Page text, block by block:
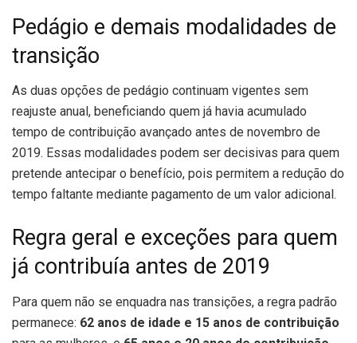
Pedágio e demais modalidades de
transição
As duas opções de pedágio continuam vigentes sem
reajuste anual, beneficiando quem já havia acumulado
tempo de contribuição avançado antes de novembro de
2019. Essas modalidades podem ser decisivas para quem
pretende antecipar o benefício, pois permitem a redução do
tempo faltante mediante pagamento de um valor adicional.
Regra geral e exceções para quem
já contribuía antes de 2019
Para quem não se enquadra nas transições, a regra padrão
permanece: 62 anos de idade e 15 anos de contribuição